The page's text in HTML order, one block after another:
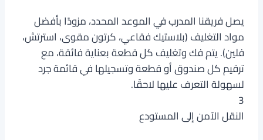
يصل فريقنا المدرب في الموعد المحدد، مزودًا بأفضل
مواد التغليف (بلاستيك فقاعي، كرتون مقوى، استرتش،
فلين). يتم فك وتغليف كل قطعة بعناية فائقة، مع
ترقيم كل صندوق أو قطعة وتسجيلها في قائمة جرد
لسهولة التعرف عليها لاحقًا.
3
النقل الآمن إلى المستودع